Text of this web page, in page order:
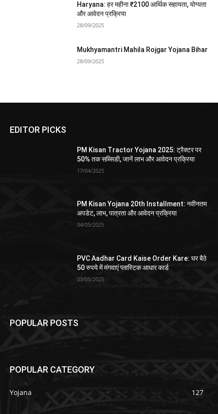
Haryana: हर महीना ₹2100 आर्थिक सहायता, योग्यता
और आवेदन प्रक्रिया
28/09/2025
Mukhyamantri Mahila Rojgar Yojana Bihar
28/09/2025
EDITOR PICKS
PM Kisan Tractor Yojana 2025: ट्रैक्टर पर
50% तक सब्सिडी, जानें लाभ और आवेदन प्रक्रिया
17/04/2025
PM Kisan Yojana 20th Installment: नवीनतम
अपडेट, लाभ, पात्रता और आवेदन प्रक्रिया
04/05/2025
PVC Aadhar Card Kaise Order Kare: घर बैठे
50 रुपये में मंगवाएं प्लास्टिक आधार कार्ड
03/05/2025
POPULAR POSTS
POPULAR CATEGORY
Yojana 127